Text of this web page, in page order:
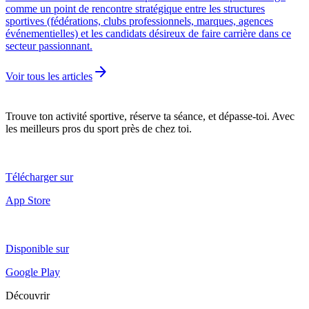
comme un point de rencontre stratégique entre les structures
sportives (fédérations, clubs professionnels, marques, agences
événementielles) et les candidats désireux de faire carrière dans ce
secteur passionnant.
Voir tous les articles arrow_forward
Trouve ton activité sportive, réserve ta séance, et dépasse-toi. Avec
les meilleurs pros du sport près de chez toi.
Télécharger sur
App Store
Disponible sur
Google Play
Découvrir